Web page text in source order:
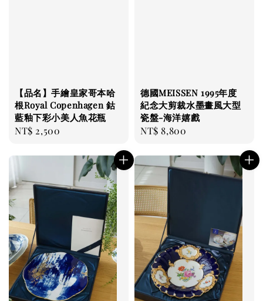
【品名】手繪皇家哥本哈
根Royal Copenhagen 鈷
藍釉下彩小美人魚花瓶
Regular
NT$ 2,500
德國MEISSEN 1995年度
紀念大剪裁水墨畫風大型
瓷盤-海洋嬉戲
Regular
NT$ 8,800